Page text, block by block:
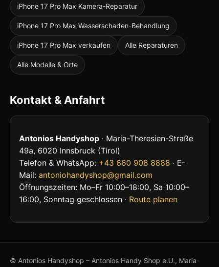
iPhone 17 Pro Max Kamera-Reparatur
iPhone 17 Pro Max Wasserschaden-Behandlung
iPhone 17 Pro Max verkaufen Alle Reparaturen
Alle Modelle & Orte
Kontakt & Anfahrt
Antonios Handyshop · Maria-Theresien-Straße
49a, 6020 Innsbruck (Tirol)
Telefon & WhatsApp: +43 660 908 8888 · E-
Mail: antoniohandyshop@gmail.com
Öffnungszeiten: Mo–Fr 10:00–18:00, Sa 10:00–
16:00, Sonntag geschlossen · Route planen
© Antonios Handyshop – Antonios Handy Shop e.U., Maria-